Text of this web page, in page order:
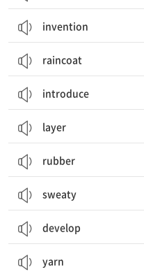
invention
raincoat
introduce
layer
rubber
sweaty
develop
yarn